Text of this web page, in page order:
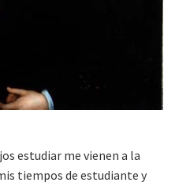
estudiar me vienen a la
tiempos de estudiante y